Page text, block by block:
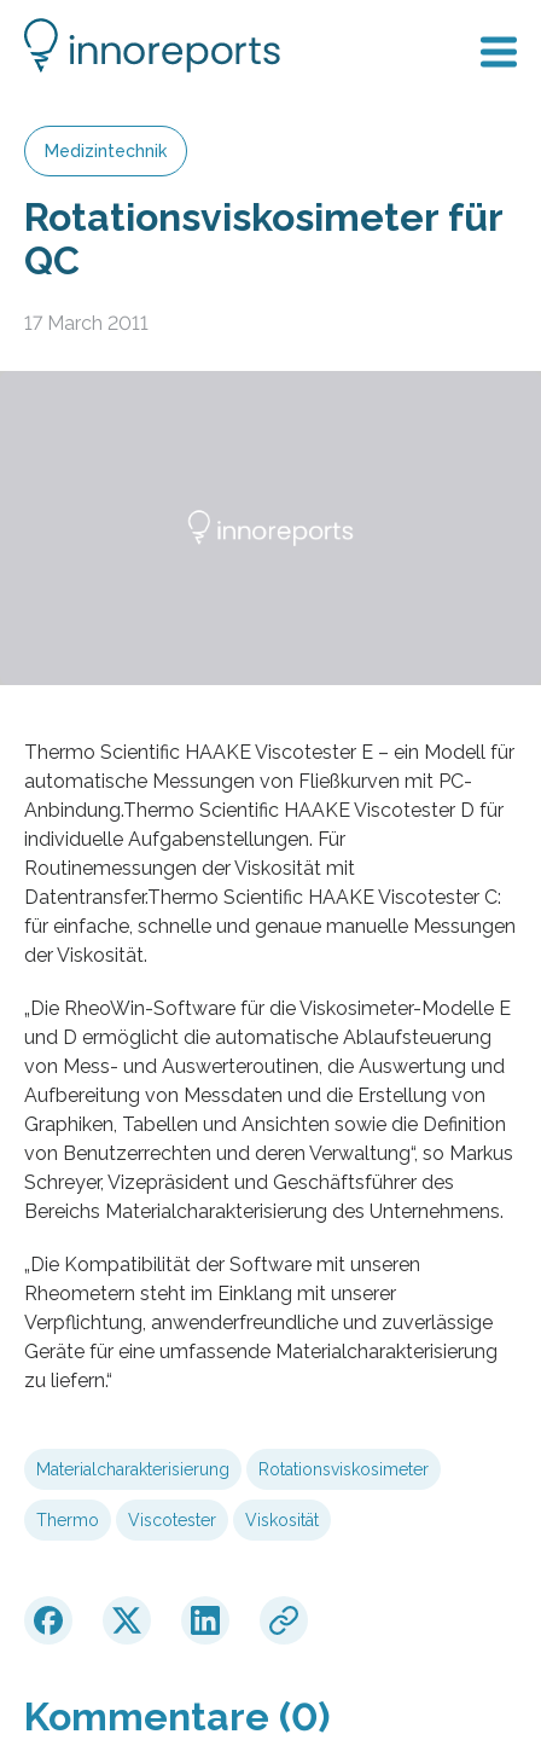
Medizintechnik
Rotationsviskosimeter für
QC
17 March 2011
Thermo Scientific HAAKE Viscotester E – ein Modell für
automatische Messungen von Fließkurven mit PC-
Anbindung.Thermo Scientific HAAKE Viscotester D für
individuelle Aufgabenstellungen. Für
Routinemessungen der Viskosität mit
Datentransfer.Thermo Scientific HAAKE Viscotester C:
für einfache, schnelle und genaue manuelle Messungen
der Viskosität.
„Die RheoWin-Software für die Viskosimeter-Modelle E
und D ermöglicht die automatische Ablaufsteuerung
von Mess- und Auswerteroutinen, die Auswertung und
Aufbereitung von Messdaten und die Erstellung von
Graphiken, Tabellen und Ansichten sowie die Definition
von Benutzerrechten und deren Verwaltung“, so Markus
Schreyer, Vizepräsident und Geschäftsführer des
Bereichs Materialcharakterisierung des Unternehmens.
„Die Kompatibilität der Software mit unseren
Rheometern steht im Einklang mit unserer
Verpflichtung, anwenderfreundliche und zuverlässige
Geräte für eine umfassende Materialcharakterisierung
zu liefern.“
Materialcharakterisierung Rotationsviskosimeter
Thermo Viscotester Viskosität
Kommentare (0)